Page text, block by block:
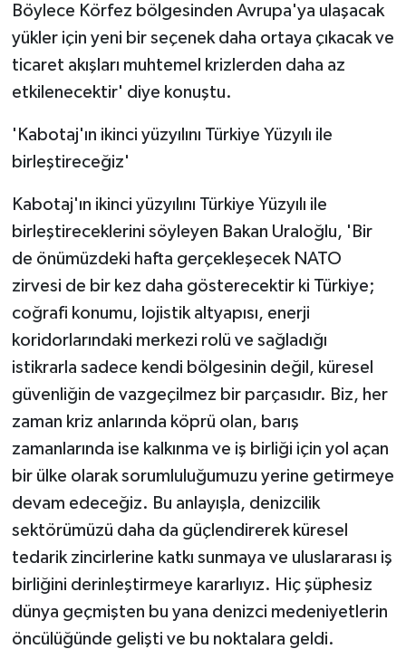
Böylece Körfez bölgesinden Avrupa'ya ulaşacak
yükler için yeni bir seçenek daha ortaya çıkacak ve
ticaret akışları muhtemel krizlerden daha az
etkilenecektir' diye konuştu.
'Kabotaj'ın ikinci yüzyılını Türkiye Yüzyılı ile
birleştireceğiz'
Kabotaj'ın ikinci yüzyılını Türkiye Yüzyılı ile
birleştireceklerini söyleyen Bakan Uraloğlu, 'Bir
de önümüzdeki hafta gerçekleşecek NATO
zirvesi de bir kez daha gösterecektir ki Türkiye;
coğrafi konumu, lojistik altyapısı, enerji
koridorlarındaki merkezi rolü ve sağladığı
istikrarla sadece kendi bölgesinin değil, küresel
güvenliğin de vazgeçilmez bir parçasıdır. Biz, her
zaman kriz anlarında köprü olan, barış
zamanlarında ise kalkınma ve iş birliği için yol açan
bir ülke olarak sorumluluğumuzu yerine getirmeye
devam edeceğiz. Bu anlayışla, denizcilik
sektörümüzü daha da güçlendirerek küresel
tedarik zincirlerine katkı sunmaya ve uluslararası iş
birliğini derinleştirmeye kararlıyız. Hiç şüphesiz
dünya geçmişten bu yana denizci medeniyetlerin
öncülüğünde gelişti ve bu noktalara geldi.